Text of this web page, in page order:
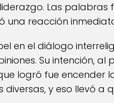
Las palabras
una reacción
en el diálogo
Su intención, al
logró fue encender
y eso llevó a